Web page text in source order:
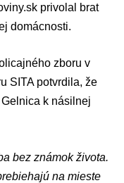
privolal brat
domácnosti.
zboru v
SITA potvrdila, že
k násilnej
bez známok života.
na mieste